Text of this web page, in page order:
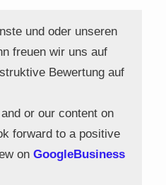
und oder unseren
freuen wir uns auf
Bewertung auf
or our content on
forward to a positive
on GoogleBusiness